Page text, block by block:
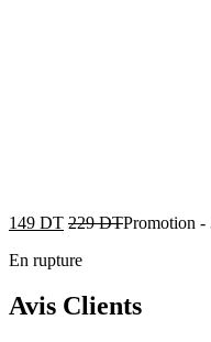
149 DT 229DTPromotion -
En rupture
Avis Clients